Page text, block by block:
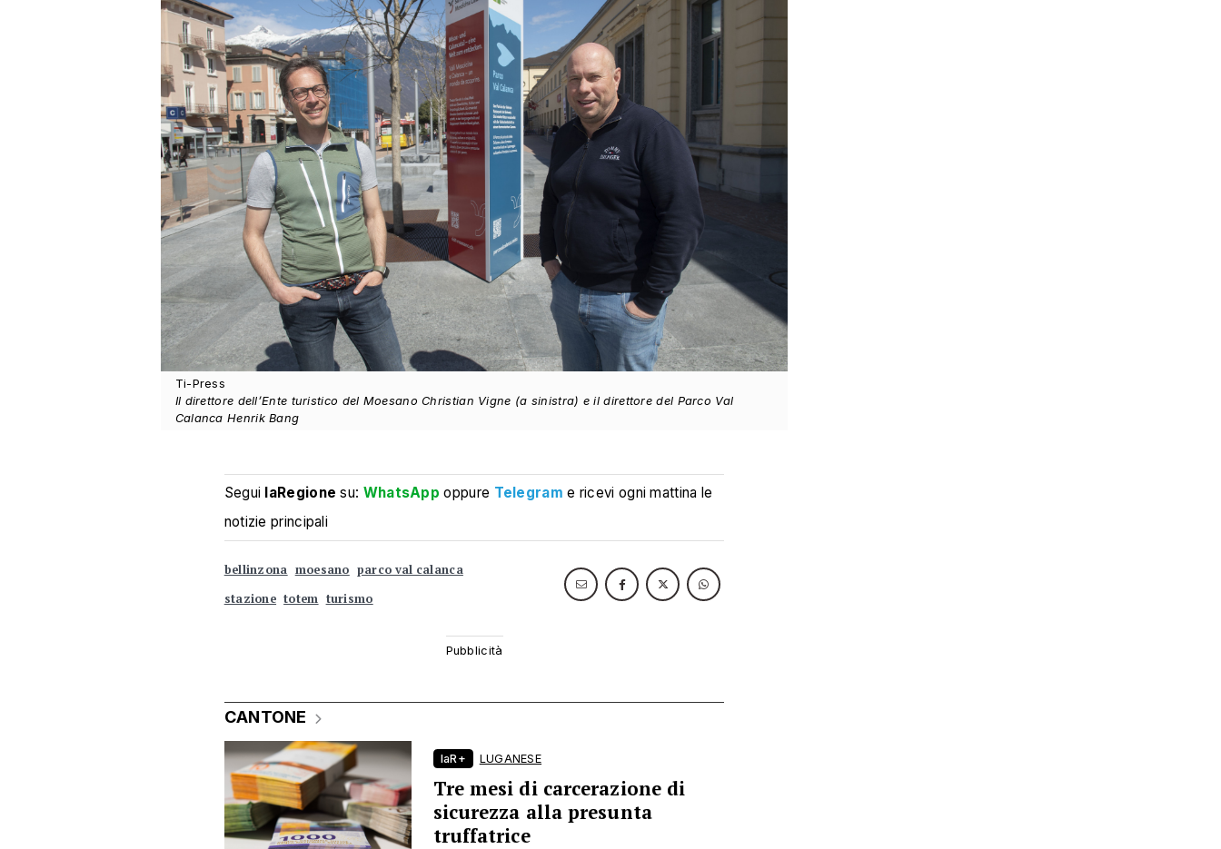
Ti-Press
Il direttore dell’Ente turistico del Moesano Christian Vigne (a sinistra) e il direttore del Parco Val
Calanca Henrik Bang
Segui laRegione su: WhatsApp oppure Telegram e ricevi ogni mattina le
notizie principali
bellinzona moesano parco val calanca
stazione totem turismo
CANTONE
laR+ LUGANESE
Tre mesi di carcerazione di
sicurezza alla presunta
truffatrice